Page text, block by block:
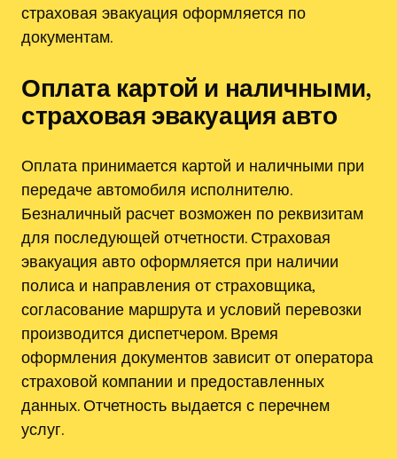
страховая эвакуация оформляется по
документам.
Оплата картой и наличными,
страховая эвакуация авто
Оплата принимается картой и наличными при
передаче автомобиля исполнителю.
Безналичный расчет возможен по реквизитам
для последующей отчетности. Страховая
эвакуация авто оформляется при наличии
полиса и направления от страховщика,
согласование маршрута и условий перевозки
производится диспетчером. Время
оформления документов зависит от оператора
страховой компании и предоставленных
данных. Отчетность выдается с перечнем
услуг.